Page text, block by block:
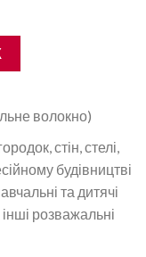
Board
волокно)
стін, стелі,
будівництві
та дитячі
розважальні